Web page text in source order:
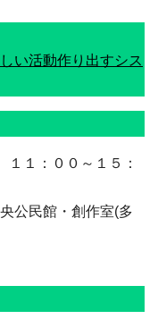
い活動作り出すシス
１：００～１５：
公民館・創作室(多